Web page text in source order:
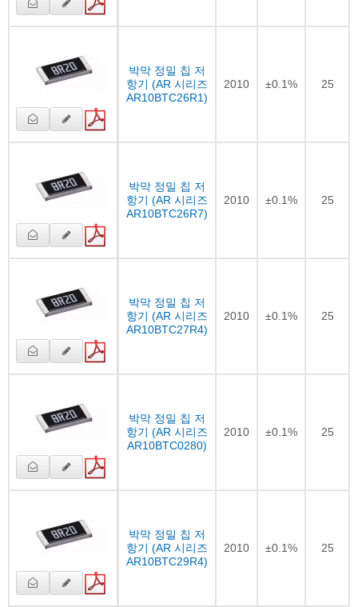
박막 정밀 칩 저
항기 (AR 시리즈
AR10BTC26R1)
2010 ±0.1% 25
박막 정밀 칩 저
항기 (AR 시리즈
AR10BTC26R7)
2010 ±0.1% 25
박막 정밀 칩 저
항기 (AR 시리즈
AR10BTC27R4)
2010 ±0.1% 25
박막 정밀 칩 저
항기 (AR 시리즈
AR10BTC0280)
2010 ±0.1% 25
박막 정밀 칩 저
항기 (AR 시리즈
AR10BTC29R4)
2010 ±0.1% 25